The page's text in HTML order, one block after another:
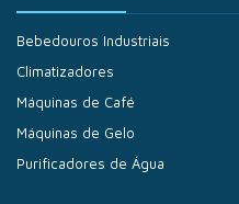
Bebedouros Industriais
Climatizadores
Máquinas de Café
Máquinas de Gelo
Purificadores de Água